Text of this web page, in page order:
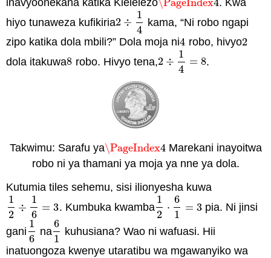
\PageIndex4
hiyo tunaweza kufikiria2 ÷
1
4
2 ÷1 4
kama, “Ni robo ngapi
zipo katika dola mbili?” Dola moja ni4
4 robo, hivyo2
2
dola itakuwa8
8 robo. Hivyo tena,2 ÷
1
4
= 8
2 ÷1 4= 8 .
Takwimu: Sarafu ya\PageIndex4
\PageIndex4Marekani inayoitwa
robo ni ya thamani ya moja ya nne ya dola.
Kutumia tiles sehemu, sisi ilionyesha kuwa
1
2
÷
1
6
= 3
12 ÷16=3 . Kumbuka kwamba
1
2
⋅
6
1
= 3
12 ⋅ 61 =3
pia. Ni jinsi
gani
1
6
16 na
6
1
61 kuhusiana? Wao ni wafuasi. Hii
inatuongoza kwenye utaratibu wa mgawanyiko wa